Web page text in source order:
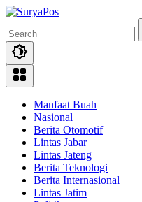
Skip
content
Manfaat Buah
Nasional
Berita Otomotif
Lintas Jabar
Lintas Jateng
Berita Teknologi
Berita Internasional
Lintas Jatim